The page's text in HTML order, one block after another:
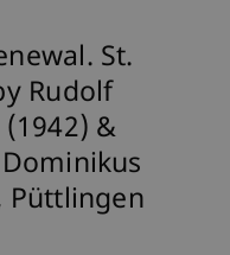
St.
Rudolf
&
Püttlingen